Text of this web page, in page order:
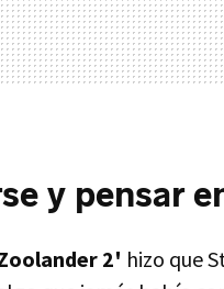
y pensar
2' hizo que